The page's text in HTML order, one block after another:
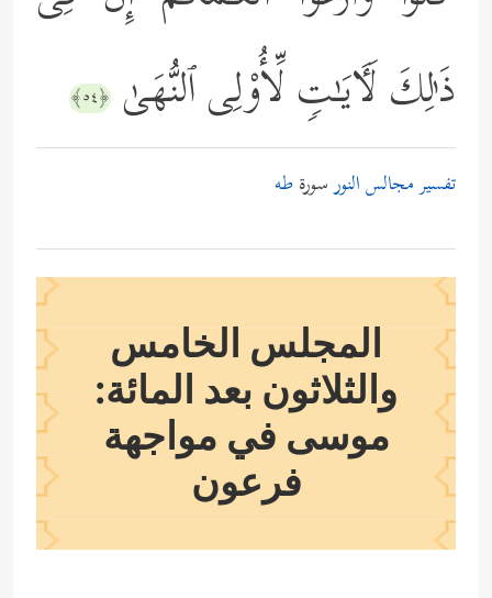
ذَ ٰ⁠لِكَ لَـَٔایَـٰتࣲ لِّأُوْلِی ٱلنُّهَىٰ ﴿٥٤﴾
تفسير مجالس النورسورة طه
المجلس الخامس
والثلاثون بعد المائة:
موسى في مواجهة
فرعون